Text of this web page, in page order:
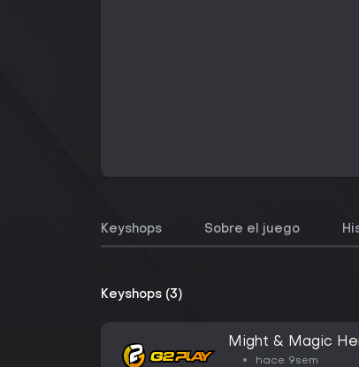
Keyshops Sobre el juego
Keyshops (3)
Might & Magic
Deluxe Edition
hace 9sem